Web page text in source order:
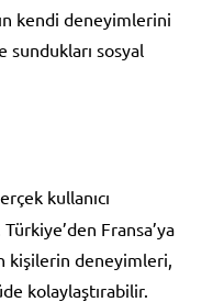
kendi deneyimlerini
sundukları sosyal
kullanıcı
Fransa’ya
kişilerin deneyimleri,
kolaylaştırabilir.